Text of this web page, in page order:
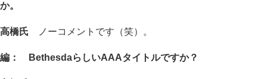
か。
高橋氏 ノーコメントです（笑）。
編： BethesdaらしいAAAタイトルですか？